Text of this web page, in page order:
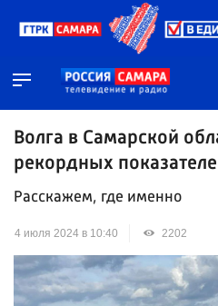
Волга в Самарской
рекордных
Расскажем, где именно
4 июля 2024 в 10:40 2202